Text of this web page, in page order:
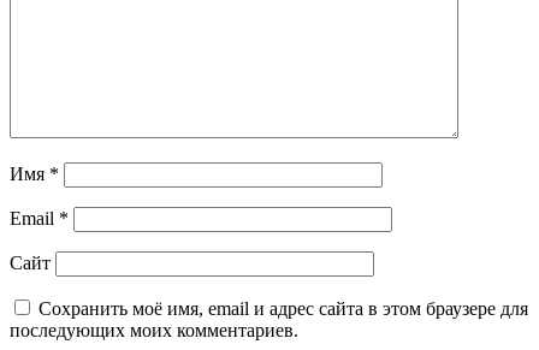
Имя *
Email *
Сайт
Сохранить моё имя, email и адрес сайта в этом браузере для
последующих моих комментариев.